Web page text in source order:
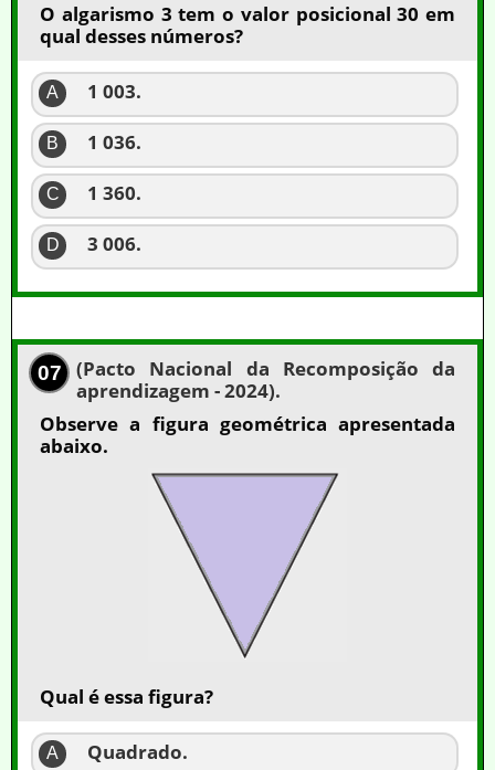
O algarismo 3 tem o valor posicional 30 em
qual desses números?
A 1 003.
B 1 036.
C 1 360.
D 3 006.
07
(Pacto Nacional da Recomposição da
aprendizagem - 2024).
Observe a figura geométrica apresentada
abaixo.
Qual é essa figura?
A Quadrado.